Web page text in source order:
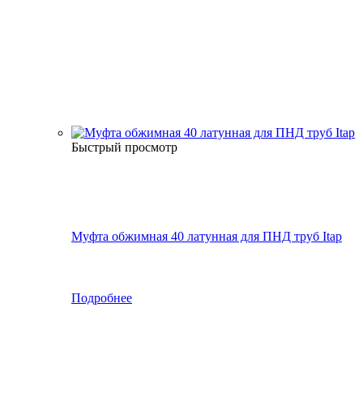
Быстрый просмотр
Муфта обжимная 40 латунная для ПНД труб Itap
Подробнее